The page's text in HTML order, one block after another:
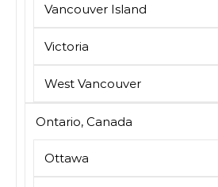
Vancouver Island
Victoria
West Vancouver
Ontario, Canada
Ottawa